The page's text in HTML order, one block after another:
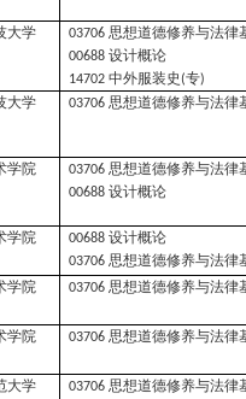
大学 03706思想道德修养与法律
00688设计概论
14702中外服装史 (专)
大学 03706思想道德修养与法律
学院 03706思想道德修养与法律
00688设计概论
学院 00688设计概论
03706思想道德修养与法律
学院 03706思想道德修养与法律
学院 03706思想道德修养与法律
大学 03706思想道德修养与法律